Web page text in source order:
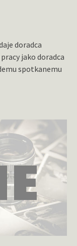
doradca
jako doradca
spotkanemu